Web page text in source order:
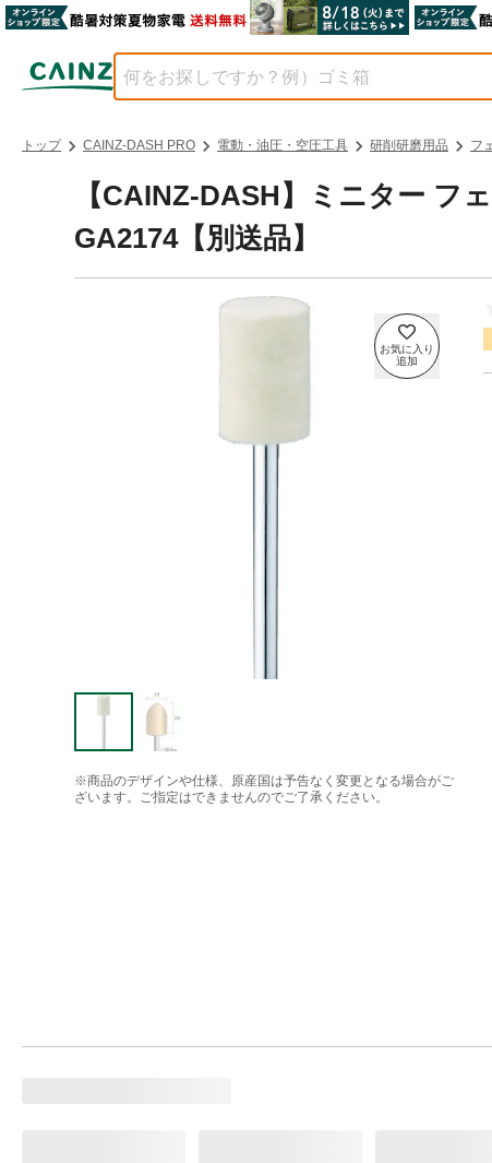
トップ CAINZ-DASH PRO 電動・油圧・空圧工具 研削研磨用品 フ
【CAINZ-DASH】ミニター
GA2174【別送品】
※商品のデザインや仕様、原産国は予告なく変更となる場合がご
ざいます。ご指定はできませんのでご了承ください。